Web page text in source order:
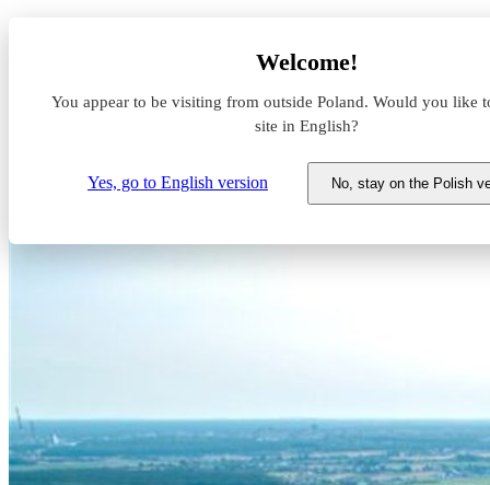
Welcome!
You appear to be visiting from outside Poland. Would you like
site in English?
Yes, go to English version No, stay on the Polish
GLP wzmacnia swoją pozycję na Górnym Śląsku
GLP wzmacnia swoją pozycję